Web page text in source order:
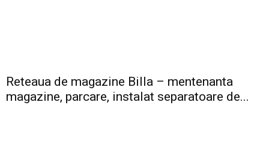
Reteaua de magazine Billa – mentenanta
magazine, parcare, instalat separatoare de...